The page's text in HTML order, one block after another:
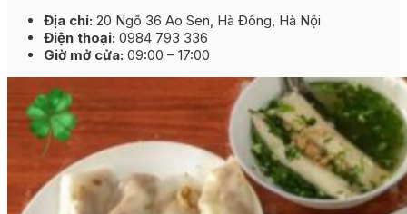
Địa chỉ: 20 Ngõ 36 Ao Sen, Hà Đông, Hà Nội
Điện thoại: 0984 793 336
Giờ mở cửa: 09:00 – 17:00